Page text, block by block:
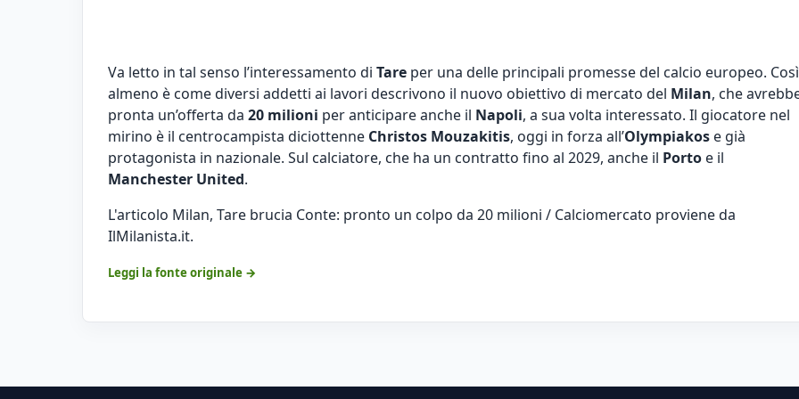
Va letto in tal senso l’interessamento di Tare per una delle principali promesse del calcio europeo. Così
almeno è come diversi addetti ai lavori descrivono il nuovo obiettivo di mercato del Milan, che
pronta un’offerta da 20 milioni per anticipare anche il Napoli, a sua volta interessato. Il giocatore nel
mirino è il centrocampista diciottenne Christos Mouzakitis, oggi in forza all’Olympiakos e già
protagonista in nazionale. Sul calciatore, che ha un contratto fino al 2029, anche il Porto e il
Manchester United.
L'articolo Milan, Tare brucia Conte: pronto un colpo da 20 milioni / Calciomercato proviene da
IlMilanista.it.
Leggi la fonte originale →